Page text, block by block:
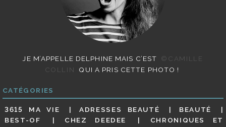
JE M’APPELLE DELPHINE MAIS C’EST
©CAMILLE
COLLIN
QUI A PRIS CETTE PHOTO !
CATÉGORIES
3615 MA VIE ADRESSES BEAUTÉ
BEAUTÉ
BEST-OF
CHEZ DEEDEE
CHRONIQUES ET